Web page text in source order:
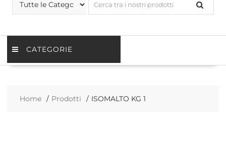
CATEGORIE
Home Prodotti ISOMALTO KG 1